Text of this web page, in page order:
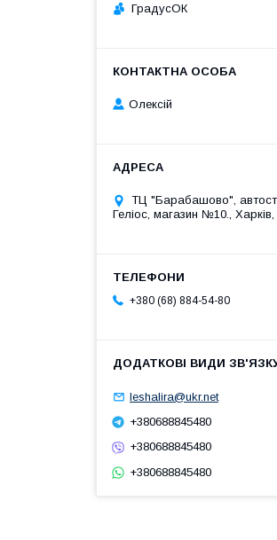
ГрадусОК
Олексій
ТЦ "Барабашово",
Геліос, магазин №10., Харків,
+380 (68) 884-54-80
leshalira@ukr.net
+380688845480
+380688845480
+380688845480